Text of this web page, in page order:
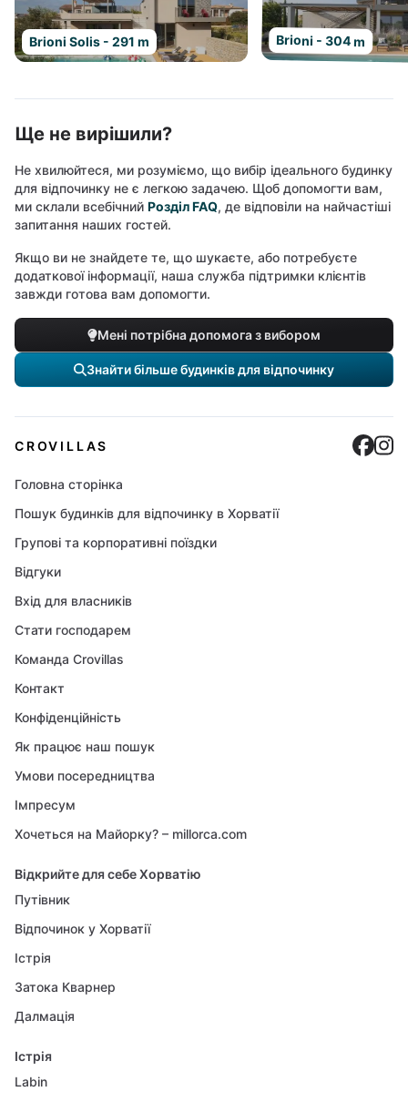
Brioni Solis - 291 m Brioni - 304 m
Ще не вирішили?
Не хвилюйтеся, ми розуміємо, що вибір ідеального будинку
для відпочинку не є легкою задачею. Щоб допомогти вам,
ми склали всебічний Розділ FAQ, де відповіли на найчастіші
запитання наших гостей.
Якщо ви не знайдете те, що шукаєте, або потребуєте
додаткової інформації, наша служба підтримки клієнтів
завжди готова вам допомогти.
Мені потрібна допомога з вибором
Знайти більше будинків для відпочинку
CROVILLAS
Головна сторінка
Пошук будинків для відпочинку в Хорватії
Групові та корпоративні поїздки
Відгуки
Вхід для власників
Стати господарем
Команда Crovillas
Контакт
Конфіденційність
Як працює наш пошук
Умови посередництва
Імпресум
Хочеться на Майорку? – millorca.com
Відкрийте для себе Хорватію
Путівник
Відпочинок у Хорватії
Істрія
Затока Кварнер
Далмація
Істрія
Labin